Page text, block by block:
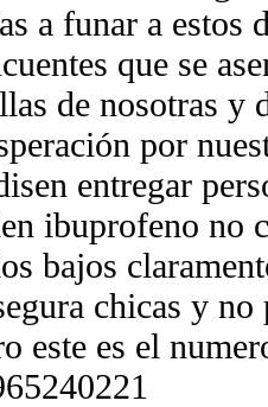
a funar a estos
que se
de nosotras y
por
entregar
ibuprofeno no
bajos
chicas y no
este es el